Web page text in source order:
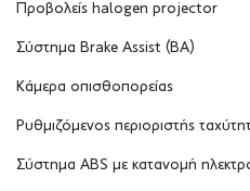
Προβολείς halogen projector
Σύστημα Brake Assist (BA)
Κάμερα οπισθοπορείας
Ρυθμιζόμενος περιοριστής
Σύστημα ABS με κατανομή